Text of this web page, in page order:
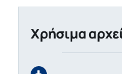
Χρήσιμα